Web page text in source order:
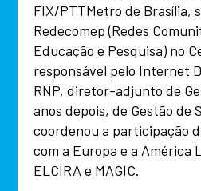
FIX/PTTMetro de Brasília,
Redecomep (Redes
Educação e Pesquisa) no
responsável pelo Internet
RNP, diretor-adjunto de
anos depois, de Gestão de
coordenou a participação
com a Europa e a América
ELCIRA e MAGIC.